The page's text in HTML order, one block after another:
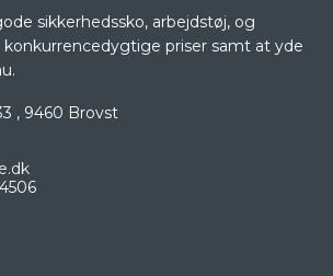
sikkerhedssko, arbejdstøj, og
konkurrencedygtige priser samt at yde
, 9460 Brovst